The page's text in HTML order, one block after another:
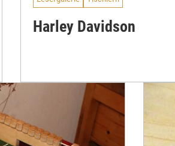
Harley Davidson